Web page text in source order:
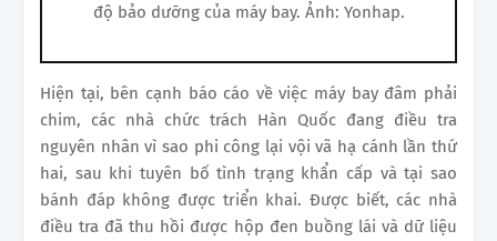
độ bảo dưỡng của máy bay. Ảnh: Yonhap.
Hiện tại, bên cạnh báo cáo về việc máy bay đâm phải
chim, các nhà chức trách Hàn Quốc đang điều tra
nguyên nhân vì sao phi công lại vội vã hạ cánh lần thứ
hai, sau khi tuyên bố tình trạng khẩn cấp và tại sao
bánh đáp không được triển khai. Được biết, các nhà
điều tra đã thu hồi được hộp đen buồng lái và dữ liệu